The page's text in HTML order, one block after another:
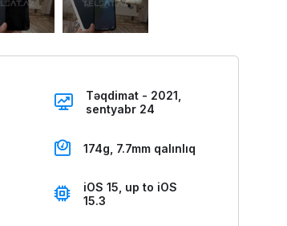
Təqdimat - 2021,
sentyabr 24
174g, 7.7mm qalınlıq
iOS 15, up to iOS
15.3